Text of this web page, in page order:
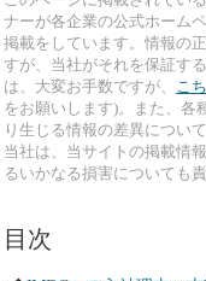
ナーが各企業の公式ホーム
掲載をしています。情報の
すが、当社がそれを保証す
は、大変お手数ですが、 こ
をお願いします)。また、各
り生じる情報の差異につい
当社は、当サイトの掲載情
るいかなる損害についても
目次